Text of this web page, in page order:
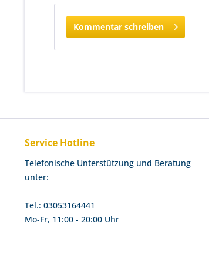
Kommentar schreiben
Service Hotline
Telefonische Unterstützung und Beratung
unter:
Tel.: 03053164441
Mo-Fr, 11:00 - 20:00 Uhr